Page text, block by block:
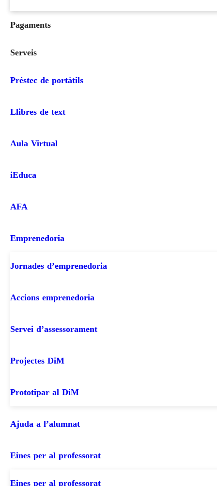
Pagaments
Serveis
Préstec de portàtils
Llibres de text
Aula Virtual
iEduca
AFA
Emprenedoria
Jornades d’emprenedoria
Accions emprenedoria
Servei d’assessorament
Projectes DiM
Prototipar al DiM
Ajuda a l’alumnat
Eines per al professorat
Eines per al professorat